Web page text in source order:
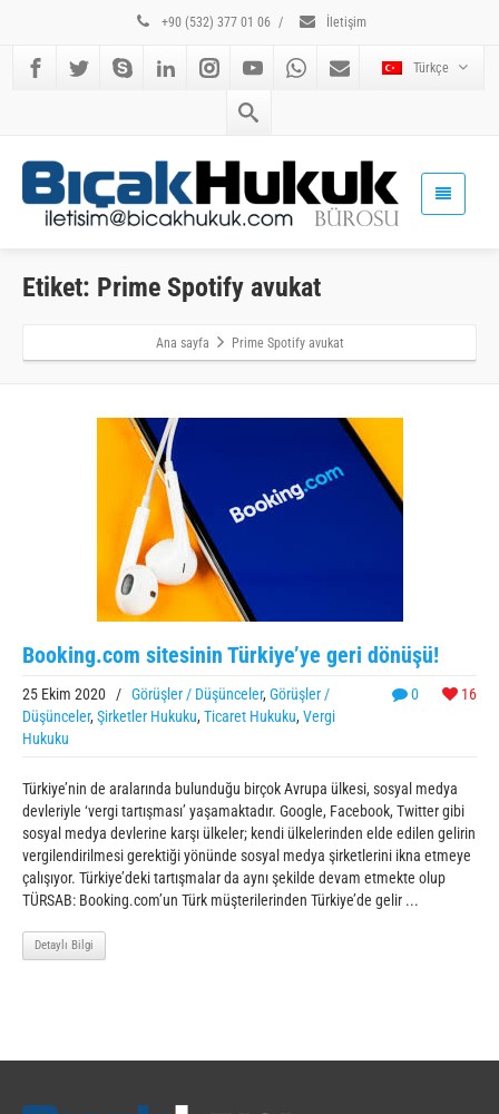
+90 (532) 377 01 06 / İletişim
Türkçe
Etiket: Prime Spotify avukat
Ana sayfa Prime Spotify avukat
Booking.com sitesinin Türkiye’ye geri dönüşü!
0 16
25 Ekim 2020 / Görüşler / Düşünceler, Görüşler /
Düşünceler, Şirketler Hukuku, Ticaret Hukuku, Vergi
Hukuku
Türkiye’nin de aralarında bulunduğu birçok Avrupa ülkesi, sosyal medya
devleriyle ‘vergi tartışması’ yaşamaktadır. Google, Facebook, Twitter gibi
sosyal medya devlerine karşı ülkeler; kendi ülkelerinden elde edilen gelirin
vergilendirilmesi gerektiği yönünde sosyal medya şirketlerini ikna etmeye
çalışıyor. Türkiye’deki tartışmalar da aynı şekilde devam etmekte olup
TÜRSAB: Booking.com’un Türk müşterilerinden Türkiye’de gelir ...
Detaylı Bilgi